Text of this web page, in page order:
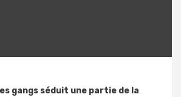
gangs séduit une partie de la